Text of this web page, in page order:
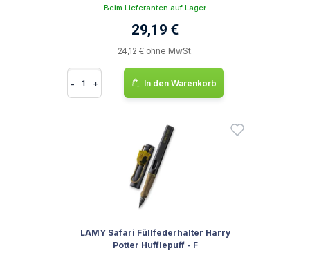
Beim Lieferanten auf Lager
29,19 €
24,12 € ohne MwSt.
- + In den Warenkorb
LAMY Safari Füllfederhalter Harry
Potter Hufflepuff - F